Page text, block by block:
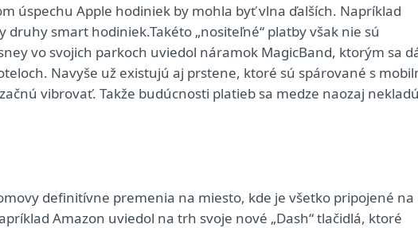
úspechu Apple hodiniek by mohla byť vlna ďalších. Napríklad
druhy smart hodiniek.Takéto „nositeľné“ platby však nie sú
vo svojich parkoch uviedol náramok MagicBand, ktorým sa
Navyše už existujú aj prstene, ktoré sú spárované s
vibrovať. Takže budúcnosti platieb sa medze naozaj
definitívne premenia na miesto, kde je všetko pripojené na
Amazon uviedol na trh svoje nové „Dash“ tlačidlá, ktoré